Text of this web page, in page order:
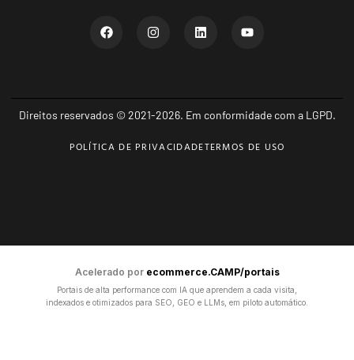
Direitos reservados © 2021-2026. Em conformidade com a LGPD.
POLÍTICA DE PRIVACIDADETERMOS DE USO
Acelerado por ecommerce.CAMP/portais
Portais de alta performance com IA que aprendem a cada visita,
indexados e otimizados para SEO, GEO e LLMs, em piloto automático.